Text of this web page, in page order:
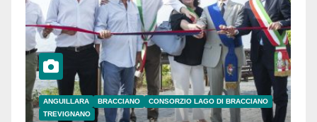
ANGUILLARA BRACCIANO
CONSORZIO LAGO DI BRACCIANO
TREVIGNANO